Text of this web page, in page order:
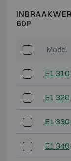
60P
Model
E1 310
E1 320
E1 330
E1 340